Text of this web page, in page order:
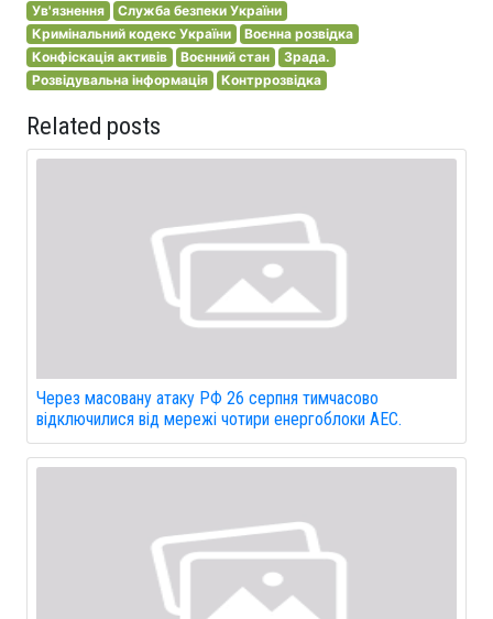
Ув'язнення
Служба безпеки України
Кримінальний кодекс України
Воєнна розвідка
Конфіскація активів
Воєнний стан
Зрада.
Розвідувальна інформація
Контррозвідка
Related posts
Через масовану атаку РФ 26 серпня тимчасово
відключилися від мережі чотири енергоблоки АЕС.